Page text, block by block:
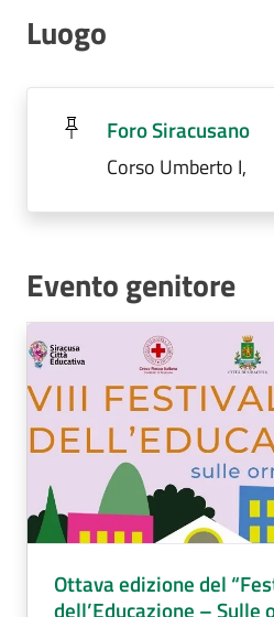
Luogo
Foro Siracusano
Corso Umberto I,
Evento genitore
Ottava edizione del
dell’Educazione – Sulle